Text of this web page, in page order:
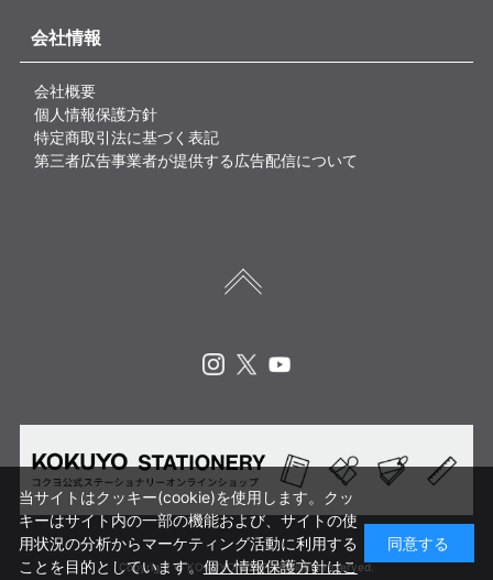
会社情報
会社概要
個人情報保護方針
特定商取引法に基づく表記
第三者広告事業者が提供する広告配信について
Copyright © KOKUYO CORP. All rights reserved.
当サイトはクッキー(cookie)を使用します。クッ
キーはサイト内の一部の機能および、サイトの使
用状況の分析からマーケティング活動に利用する
ことを目的としています。個人情報保護方針はこ
同意する